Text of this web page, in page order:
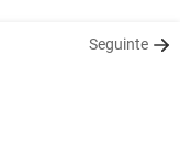
Seguinte